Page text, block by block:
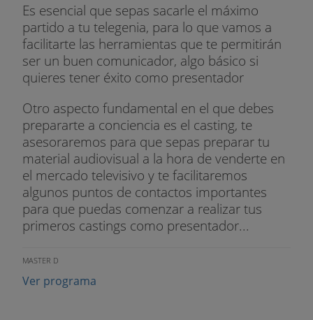
- Marketing Digital
- Gestión profesional de redes sociales y de la
reputación en Internet
- Políticas de comunicación multiplataforma
Prácticas
- Prácticas externas
Claustro destacado
Dra. Amparo Suay Madrid.
Directora del Grado.
Doctora en Comunicación. Máster en Radio (1995)
y Máster en Dirección de
Es esencial que sepas sacarle el máximo
partido a tu telegenia, para lo que vamos a
facilitarte las herramientas que te permitirán
ser un buen comunicador, algo básico si
quieres tener éxito como presentador
Otro aspecto fundamental en el que debes
prepararte a conciencia es el casting, te
asesoraremos para que sepas preparar tu
material audiovisual a la hora de venderte en
el mercado televisivo y te facilitaremos
algunos puntos de contactos importantes
para que puedas comenzar a realizar tus
primeros castings como presentador...
MASTER D
Ver programa